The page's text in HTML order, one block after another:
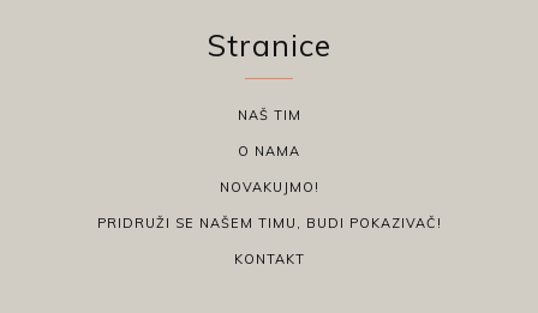
Stranice
NAŠ TIM
O NAMA
NOVAKUJMO!
PRIDRUŽI SE NAŠEM TIMU, BUDI POKAZIVAČ!
KONTAKT